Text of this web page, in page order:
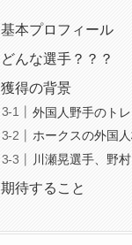
基本プロフィール
どんな選手？？？
獲得の背景
外国人野手のト
ホークスの外国
川瀬晃選手、野
期待すること